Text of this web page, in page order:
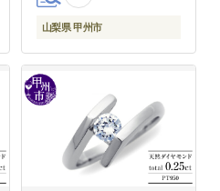
山梨県 甲州市